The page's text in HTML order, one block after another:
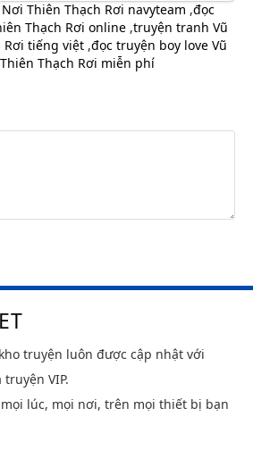
2 tháng
trước
trước
trước
3 tháng
trước
trước
Thiên Thạch Rơi navyteam ,đọc
Thạch Rơi online ,truyện tranh Vũ
Rơi tiếng việt ,đọc truyện boy love Vũ
Thạch Rơi miễn phí
truyện luôn được cập nhật với
VIP.
lúc, mọi nơi, trên mọi thiết bị bạn